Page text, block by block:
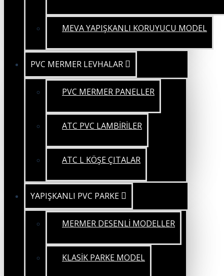
MEVA YAPIŞKANLI KORUYUCU MODEL
PVC MERMER LEVHALAR
PVC MERMER PANELLER
ATC PVC LAMBİRİLER
ATC L KÖŞE ÇITALAR
YAPIŞKANLI PVC PARKE
MERMER DESENLİ MODELLER
KLASİK PARKE MODEL